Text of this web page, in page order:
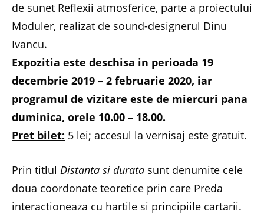
de sunet Reflexii atmosferice, parte a proiectului
Moduler, realizat de sound-designerul Dinu
Ivancu.
Expozitia este deschisa in perioada 19
decembrie 2019 – 2 februarie 2020, iar
programul de vizitare este de miercuri pana
duminica, orele 10.00 – 18.00.
Pret bilet: 5 lei; accesul la vernisaj este gratuit.
Prin titlul Distanta si durata sunt denumite cele
doua coordonate teoretice prin care Preda
interactioneaza cu hartile si principiile cartarii.